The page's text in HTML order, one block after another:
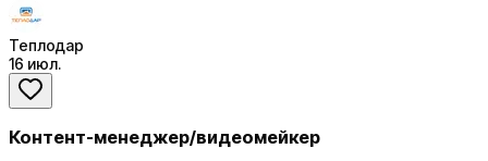
Теплодар
16 июл.
Контент-менеджер/видеомейкер